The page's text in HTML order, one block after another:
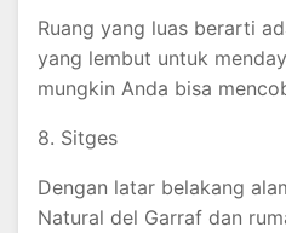
Ruang yang luas berarti
yang lembut untuk
mungkin Anda bisa
8. Sitges
Dengan latar belakang
Natural del Garraf dan